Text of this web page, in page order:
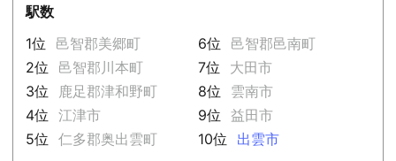
駅数
1位
邑智郡美郷町
2位
邑智郡川本町
3位
鹿足郡津和野町
4位
江津市
5位
仁多郡奥出雲町
6位
邑智郡邑南町
7位
大田市
8位
雲南市
9位
益田市
10位
出雲市